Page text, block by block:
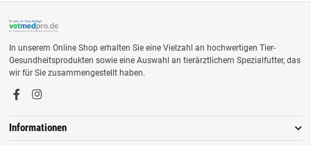
In unserem Online Shop erhalten Sie eine Vielzahl an hochwertigen Tier-
Gesundheitsprodukten sowie eine Auswahl an tierärztlichem Spezialfutter, das
wir für Sie zusammengestellt haben.
Informationen